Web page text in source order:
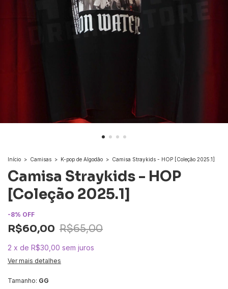
Início > Camisas > K-pop de Algodão > Camisa Straykids - HOP [Coleção 2025.1]
Camisa Straykids - HOP
[Coleção 2025.1]
-8% OFF
R$60,00 R$65,00
2 x de R$30,00 sem juros
Ver mais detalhes
Tamanho: GG